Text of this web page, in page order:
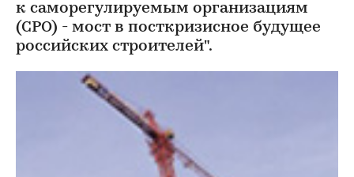
к саморегулируемым организациям
(СРО) - мост в посткризисное будущее
российских строителей".